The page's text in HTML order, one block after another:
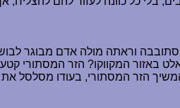
הסתובבה וראתה מולה אדם מבוגר
באזור המקווקו? הזר המסתורי
הזר המסתורי, בעודו מסלסל את